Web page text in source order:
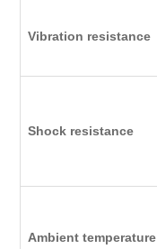
Vibration resistance
Shock resistance
Ambient temperature